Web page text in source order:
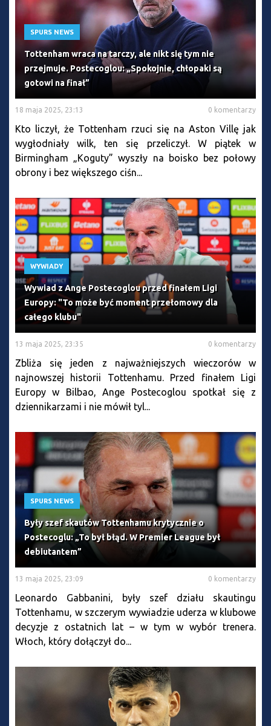
SPURS NEWS
Tottenham wraca na tarczy, ale nikt się tym nie
przejmuje. Postecoglou: „Spokojnie, chłopaki są
gotowi na finał”
18 maja 2025, 23:13 0 komentarzy
Kto liczył, że Tottenham rzuci się na Aston Villę jak
wygłodniały wilk, ten się przeliczył. W piątek w
Birmingham „Koguty” wyszły na boisko bez połowy
obrony i bez większego ciśn...
WYWIADY
Wywiad z Ange Postecoglou przed finałem Ligi
Europy: "To może być moment przełomowy dla
całego klubu"
13 maja 2025, 23:35 0 komentarzy
Zbliża się jeden z najważniejszych wieczorów w
najnowszej historii Tottenhamu. Przed finałem Ligi
Europy w Bilbao, Ange Postecoglou spotkał się z
dziennikarzami i nie mówił tyl...
SPURS NEWS
Były szef skautów Tottenhamu krytycznie o
Postecoglu: „To był błąd. W Premier League był
debiutantem”
13 maja 2025, 23:09 0 komentarzy
Leonardo Gabbanini, były szef działu skautingu
Tottenhamu, w szczerym wywiadzie uderza w klubowe
decyzje z ostatnich lat – w tym w wybór trenera.
Włoch, który dołączył do...